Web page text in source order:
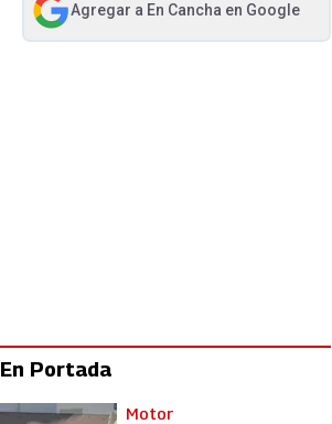
Agregar a En Cancha en Google
abre en nueva pestaña
En Portada
Motor